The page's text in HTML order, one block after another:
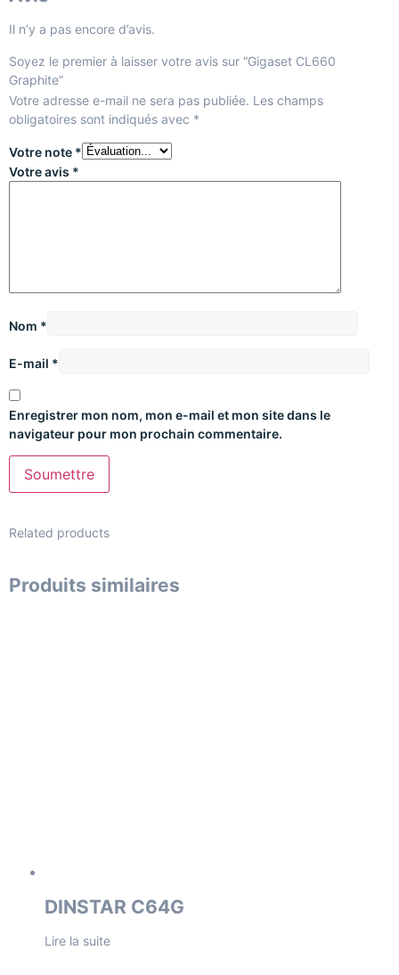
Il n’y a pas encore d’avis.
Soyez le premier à laisser votre avis sur “Gigaset CL660
Graphite”
Votre adresse e-mail ne sera pas publiée. Les champs
obligatoires sont indiqués avec *
Votre note *
Votre avis *
Nom *
E-mail *
Enregistrer mon nom, mon e-mail et mon site dans le
navigateur pour mon prochain commentaire.
Related products
Produits similaires
DINSTAR C64G
Lire la suite